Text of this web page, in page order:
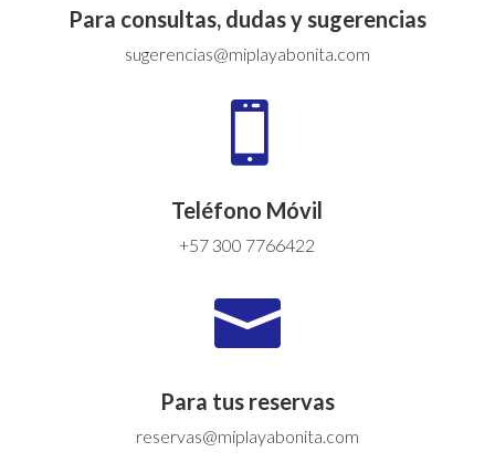
Para consultas, dudas y sugerencias
sugerencias@miplayabonita.com

Teléfono Móvil
+57 300 7766422

Para tus reservas
reservas@miplayabonita.com